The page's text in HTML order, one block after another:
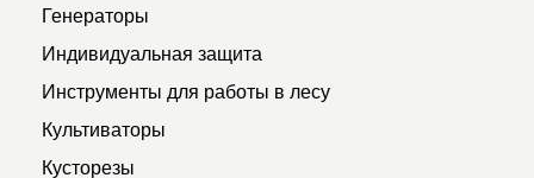
Генераторы
Индивидуальная защита
Инструменты для работы в лесу
Культиваторы
Кусторезы